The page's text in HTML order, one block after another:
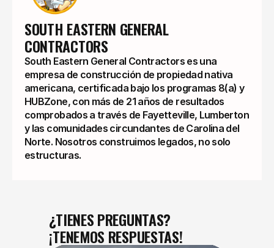
SOUTH EASTERN GENERAL
CONTRACTORS
South Eastern General Contractors es una
empresa de construcción de propiedad nativa
americana, certificada bajo los programas 8(a) y
HUBZone, con más de 21 años de resultados
comprobados a través de Fayetteville, Lumberton
y las comunidades circundantes de Carolina del
Norte. Nosotros construimos legados, no solo
estructuras.
¿TIENES PREGUNTAS?
¡TENEMOS RESPUESTAS!